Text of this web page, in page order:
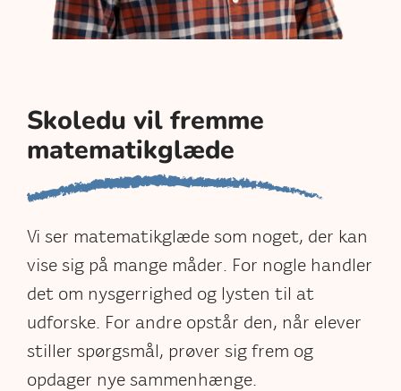
Skoledu vil fremme
matematikglæde
Vi ser matematikglæde som noget, der kan
vise sig på mange måder. For nogle handler
det om nysgerrighed og lysten til at
udforske. For andre opstår den, når elever
stiller spørgsmål, prøver sig frem og
opdager nye sammenhænge.